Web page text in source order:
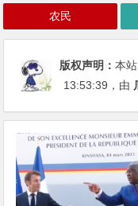
农民
版权声明：本
13:53:39 ，由